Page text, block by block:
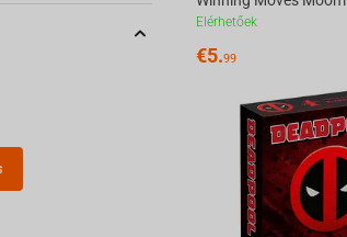
Elérhetőek
€5.99